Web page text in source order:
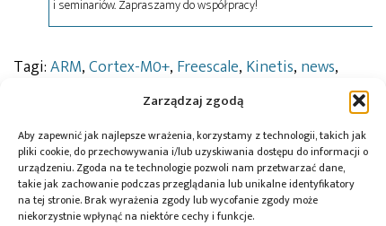
Zarządzaj zgodą
Aby zapewnić jak najlepsze wrażenia, korzystamy z technologii, takich jak
pliki cookie, do przechowywania i/lub uzyskiwania dostępu do informacji o
urządzeniu. Zgoda na te technologie pozwoli nam przetwarzać dane,
takie jak zachowanie podczas przeglądania lub unikalne identyfikatory
na tej stronie. Brak wyrażenia zgody lub wycofanie zgody może
niekorzystnie wpłynąć na niektóre cechy i funkcje.
i seminariów. Zapraszamy do współpracy!
Tagi:ARM,Cortex-M0+, Freescale, Kinetis, news,
Przeczytaj również: